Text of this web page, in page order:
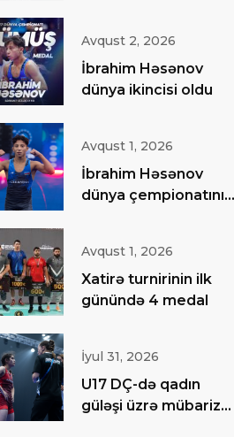
Avqust 2, 2026
İbrahim Həsənov
dünya ikincisi oldu
Avqust 1, 2026
İbrahim Həsənov
dünya çempionatının
Avqust 1, 2026
Xatirə turnirinin ilk
günündə 4 medal
İyul 31, 2026
U17 DÇ-də qadın
güləşi üzrə mübarizə